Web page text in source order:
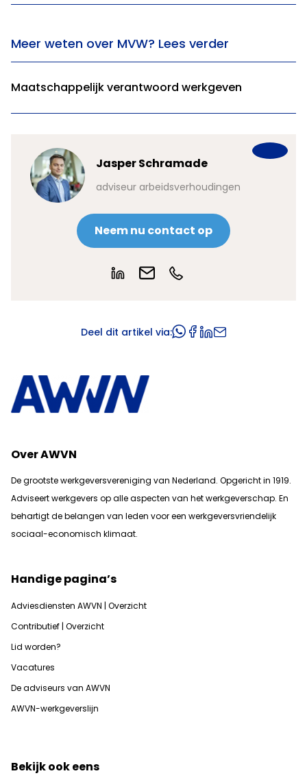
Meer weten over MVW? Lees verder
Maatschappelijk verantwoord werkgeven
Jasper Schramade
adviseur arbeidsverhoudingen
Neem nu contact op
Deel dit artikel via:
Over AWVN
De grootste werkgeversvereniging van Nederland. Opgericht in 1919.
Adviseert werkgevers op alle aspecten van het werkgeverschap. En
behartigt de belangen van leden voor een werkgeversvriendelijk
sociaal-economisch klimaat.
Handige pagina’s
Adviesdiensten AWVN | Overzicht
Contributief | Overzicht
Lid worden?
Vacatures
De adviseurs van AWVN
AWVN-werkgeverslijn
Bekijk ook eens